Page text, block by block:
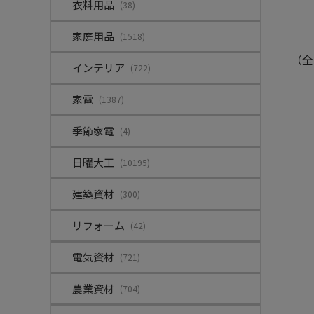
衣料用品 (38)
家庭用品 (1518)
インテリア (722)
家電 (1387)
季節家電 (4)
日曜大工 (10195)
建築資材 (300)
リフォーム (42)
電気資材 (721)
農業資材 (704)
（